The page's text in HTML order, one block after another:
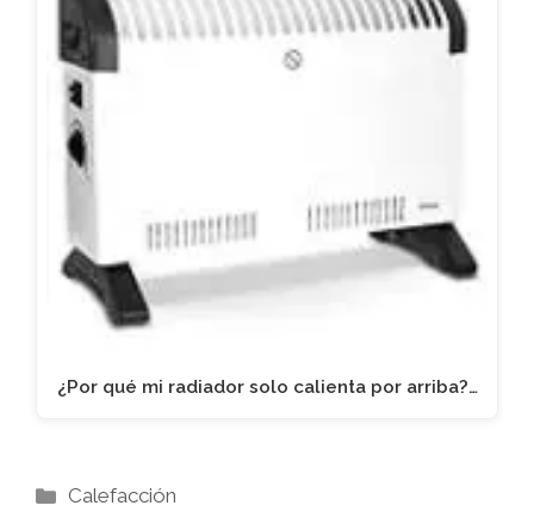
¿Por qué mi radiador solo calienta por arriba?…
Categorías
Calefacción